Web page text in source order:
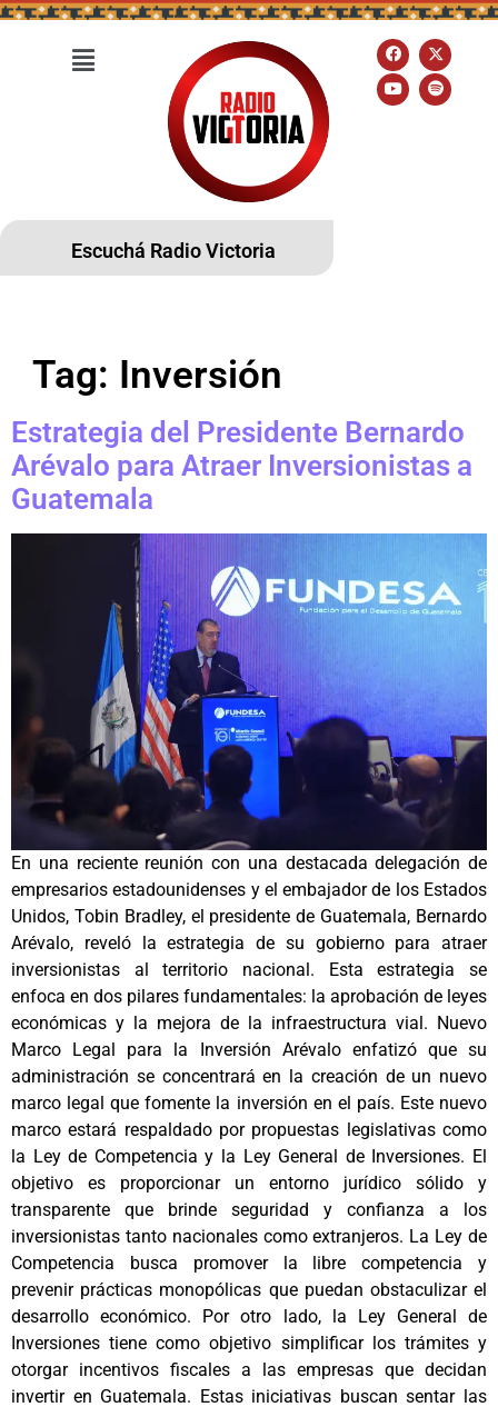
Escuchá Radio Victoria
Tag: Inversión
Estrategia del Presidente Bernardo
Arévalo para Atraer Inversionistas a
Guatemala
En una reciente reunión con una destacada delegación de
empresarios estadounidenses y el embajador de los Estados
Unidos, Tobin Bradley, el presidente de Guatemala, Bernardo
Arévalo, reveló la estrategia de su gobierno para atraer
inversionistas al territorio nacional. Esta estrategia se
enfoca en dos pilares fundamentales: la aprobación de leyes
económicas y la mejora de la infraestructura vial. Nuevo
Marco Legal para la Inversión Arévalo enfatizó que su
administración se concentrará en la creación de un nuevo
marco legal que fomente la inversión en el país. Este nuevo
marco estará respaldado por propuestas legislativas como
la Ley de Competencia y la Ley General de Inversiones. El
objetivo es proporcionar un entorno jurídico sólido y
transparente que brinde seguridad y confianza a los
inversionistas tanto nacionales como extranjeros. La Ley de
Competencia busca promover la libre competencia y
prevenir prácticas monopólicas que puedan obstaculizar el
desarrollo económico. Por otro lado, la Ley General de
Inversiones tiene como objetivo simplificar los trámites y
otorgar incentivos fiscales a las empresas que decidan
invertir en Guatemala. Estas iniciativas buscan sentar las